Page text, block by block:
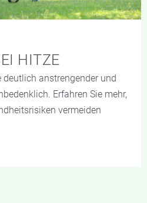
HITZE
deutlich anstrengender und
Erfahren Sie mehr,
vermeiden